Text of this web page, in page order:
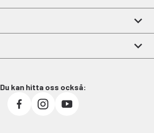
Du kan hitta oss också: